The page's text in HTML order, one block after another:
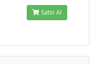
Satın Al